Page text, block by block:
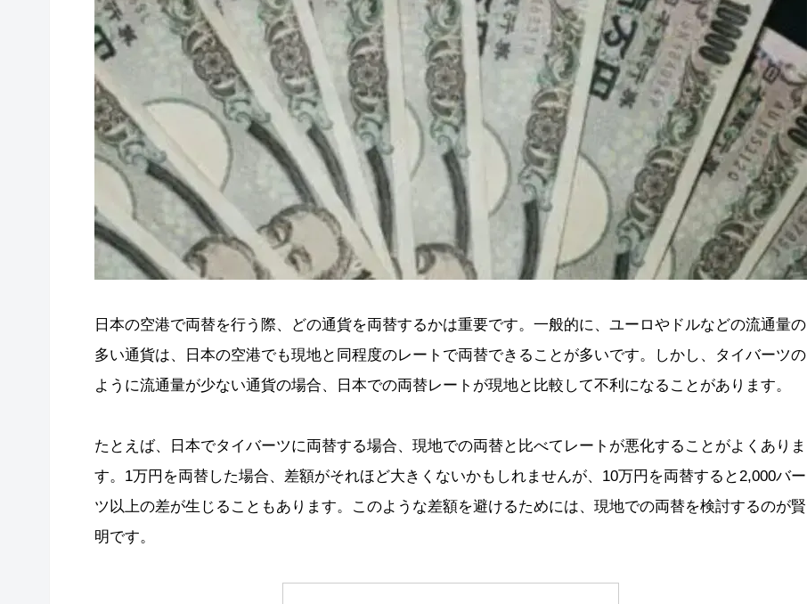
日本の空港で両替を行う際、どの通貨を両替するかは重要です。一般的に、ユーロやドルなどの流通量の
多い通貨は、日本の空港でも現地と同程度のレートで両替できることが多いです。しかし、タイバーツの
ように流通量が少ない通貨の場合、日本での両替レートが現地と比較して不利になることがあります。
たとえば、日本でタイバーツに両替する場合、現地での両替と比べてレートが悪化することがよくありま
す。1万円を両替した場合、差額がそれほど大きくないかもしれませんが、10万円を両替すると2,000バー
ツ以上の差が生じることもあります。このような差額を避けるためには、現地での両替を検討するのが賢
明です。